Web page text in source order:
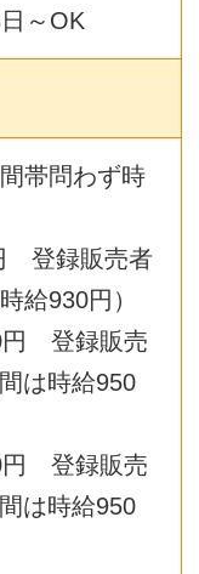
～OK
帯問わず時
登録販売者
給930円）
円 登録販売
は時給950
円 登録販売
は時給950